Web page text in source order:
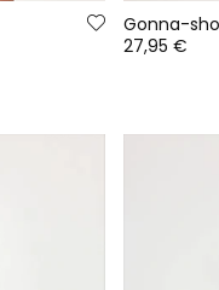
Gonna-
27,95 €